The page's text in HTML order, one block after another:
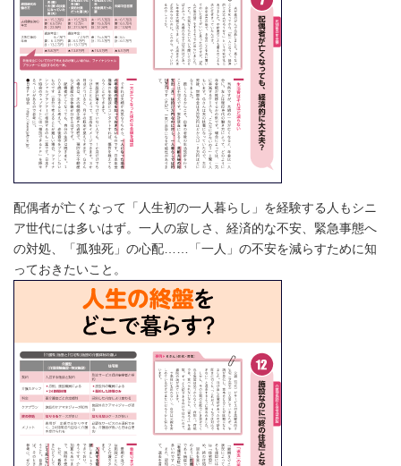
配偶者が亡くなって「人生初の一人暮らし」を経験する人もシニ
ア世代には多いはず。一人の寂しさ、経済的な不安、緊急事態へ
の対処、「孤独死」の心配……「一人」の不安を減らすために知
っておきたいこと。